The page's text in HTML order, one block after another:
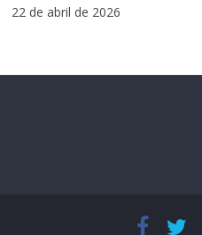
22 de abril de 2026